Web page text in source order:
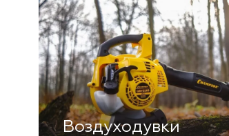
Воздуходувки